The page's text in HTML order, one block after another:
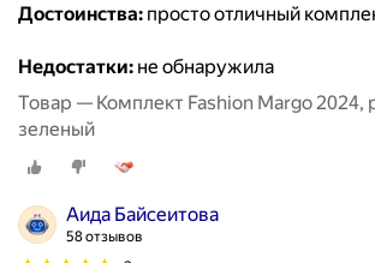
Достоинства: просто отличный
Недостатки: не обнаружила
Товар — Комплект Fashion Margo 2024,
зеленый
Аида Байсеитова
58 отзывов